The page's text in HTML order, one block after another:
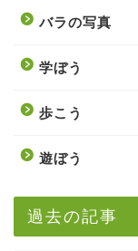
バラの写真
学ぼう
歩こう
遊ぼう
過去の記事